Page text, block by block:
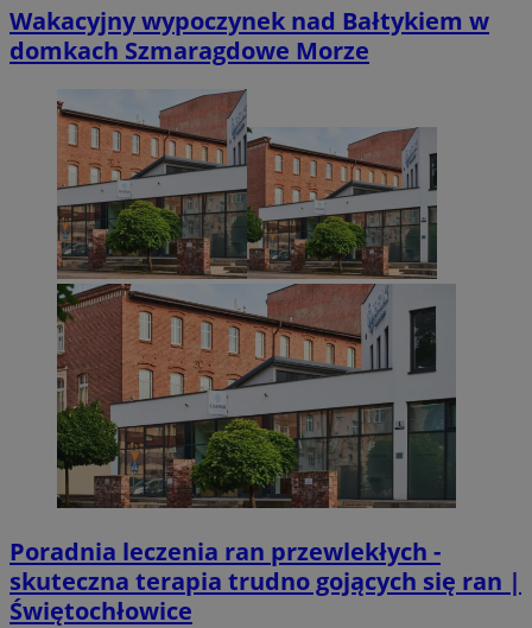
Wakacyjny wypoczynek nad Bałtykiem w
domkach Szmaragdowe Morze
Poradnia leczenia ran przewlekłych -
skuteczna terapia trudno gojących się ran |
Świętochłowice